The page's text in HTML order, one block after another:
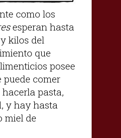
como los
esperan hasta
kilos del
que
posee
puede comer
pasta,
y hay hasta
miel de